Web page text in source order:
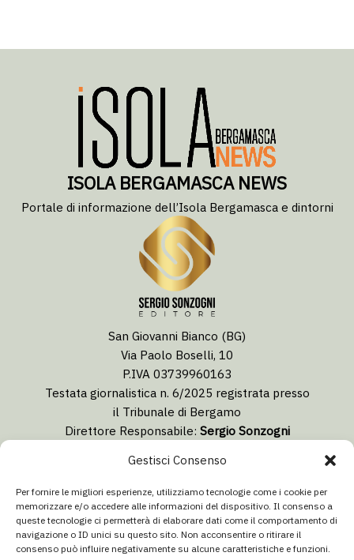
Gestisci Consenso
Per fornire le migliori esperienze, utilizziamo tecnologie come i cookie per
memorizzare e/o accedere alle informazioni del dispositivo. Il consenso a
queste tecnologie ci permetterà di elaborare dati come il comportamento di
navigazione o ID unici su questo sito. Non acconsentire o ritirare il
consenso può influire negativamente su alcune caratteristiche e funzioni.
ISOLA BERGAMASCA NEWS
Portale di informazione dell’Isola Bergamasca e dintorni
San Giovanni Bianco (BG)
Via Paolo Boselli, 10
P.IVA 03739960163
Testata giornalistica n. 6/2025 registrata presso
il Tribunale di Bergamo
Direttore Responsabile: Sergio Sonzogni
redazione@isolabergamascanews.it